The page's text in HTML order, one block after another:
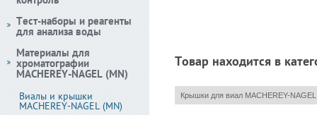
Товар находится в
Крышки для виал MACHEREY-NAGEL
Тест-наборы и реагенты
для анализа воды
Материалы для
хроматографии
MACHEREY-NAGEL (MN)
Виалы и крышки
MACHEREY-NAGEL (MN)